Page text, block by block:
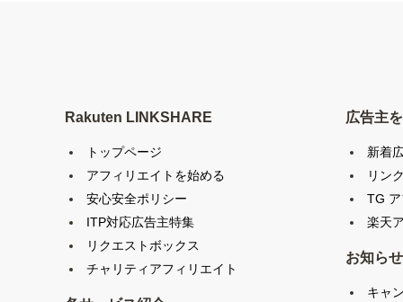
Rakuten LINKSHARE
トップページ
アフィリエイトを始める
安心安全ポリシー
ITP対応広告主特集
リクエストボックス
チャリティアフィリエイト
広告主
新着
リン
TG
楽天
お知ら
キャ